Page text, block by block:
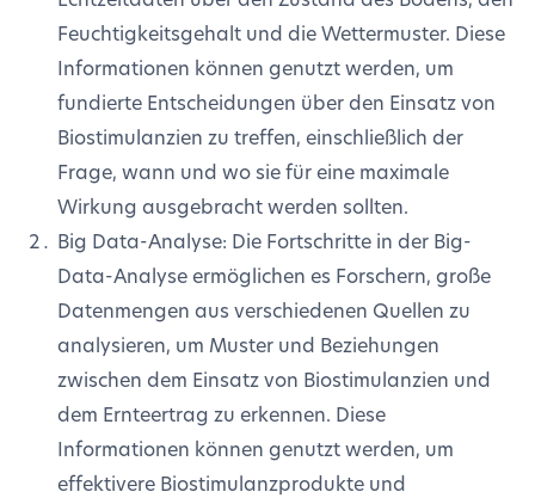
Feuchtigkeitsgehalt und die Wettermuster. Diese
Informationen können genutzt werden, um
fundierte Entscheidungen über den Einsatz von
Biostimulanzien zu treffen, einschließlich der
Frage, wann und wo sie für eine maximale
Wirkung ausgebracht werden sollten.
Big Data-Analyse: Die Fortschritte in der Big-
Data-Analyse ermöglichen es Forschern, große
Datenmengen aus verschiedenen Quellen zu
analysieren, um Muster und Beziehungen
zwischen dem Einsatz von Biostimulanzien und
dem Ernteertrag zu erkennen. Diese
Informationen können genutzt werden, um
effektivere Biostimulanzprodukte und